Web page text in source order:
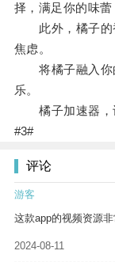
择，满足你的味蕾
此外，橘子的
焦虑。
将橘子融入你
乐。
橘子加速器，
#3#
评论
游客
这款app的视频资源
2024-08-11